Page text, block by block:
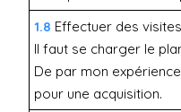
1.8 Effectuer des
Il faut se charger le
De par mon
pour une acquisition.